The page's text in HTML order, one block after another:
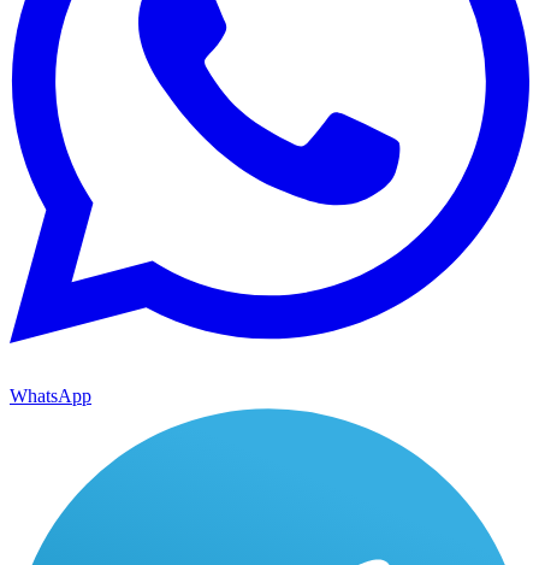
WhatsApp